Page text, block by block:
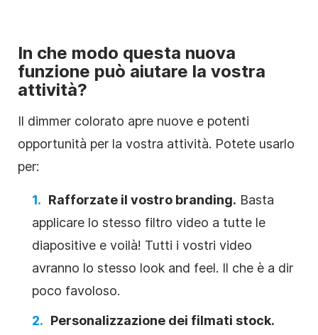
In che modo questa nuova
funzione può aiutare la vostra
attività?
Il dimmer colorato apre nuove e potenti
opportunità per la vostra attività. Potete usarlo
per:
Rafforzate il vostro branding. Basta
applicare lo stesso filtro video a tutte le
diapositive e voilà! Tutti i vostri video
avranno lo stesso look and feel. Il che è a dir
poco favoloso.
Personalizzazione dei filmati stock.